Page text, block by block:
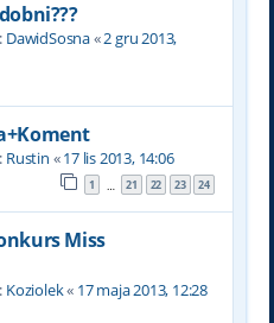
DawidSosna«2 gru 2013,
Rustin «17 lis 2013, 14:06
1 … 21 22 23 24
Miss
Koziolek« 17 maja 2013, 12:28